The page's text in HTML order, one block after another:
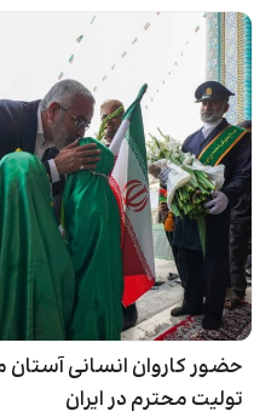
حضور کاروان انسانی
تولیت محترم در ایران